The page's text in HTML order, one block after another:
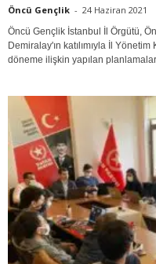
Öncü Gençlik - 24 Haziran 2021
Öncü Gençlik İstanbul İl Örgütü,
Demiralay'ın katılımıyla İl
döneme ilişkin yapılan